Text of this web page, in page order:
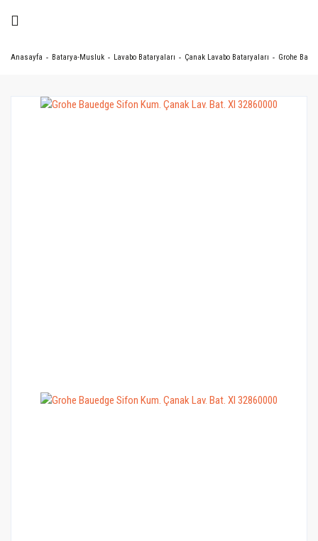
Anasayfa Batarya-Musluk Lavabo Bataryaları Çanak Lavabo Bataryaları Grohe